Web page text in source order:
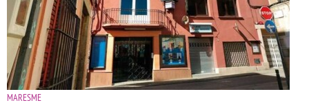
MARESME